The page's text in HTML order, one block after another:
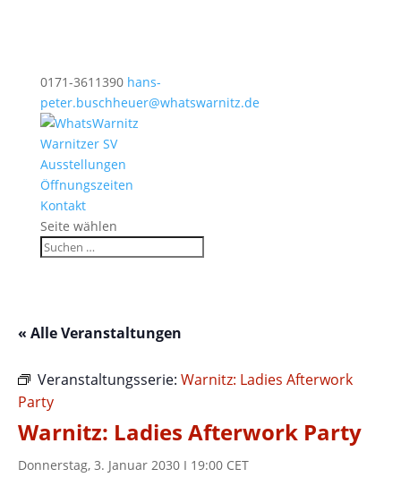
0171-3611390 hans-
peter.buschheuer@whatswarnitz.de
Warnitzer SV
Ausstellungen
Öffnungszeiten
Kontakt
Seite wählen
« Alle Veranstaltungen
Veranstaltungsserie: Warnitz: Ladies Afterwork
Party
Warnitz: Ladies Afterwork Party
Donnerstag, 3. Januar 2030 I 19:00 CET